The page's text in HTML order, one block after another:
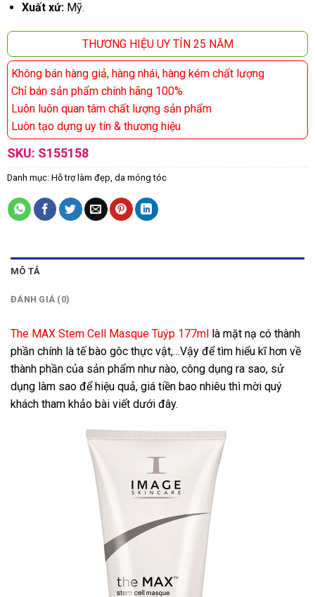
Xuất xứ:Mỹ.
THƯƠNG HIỆU UY TÍN 25 NĂM
Không bán hàng giả, hàng nhái, hàng kém chất lượng
Chỉ bán sản phẩm chính hãng 100%
Luôn luôn quan tâm chất lượng sản phẩm
Luôn tạo dựng uy tín & thương hiệu
SKU: S155158
Danh mục: Hỗ trợ làm đẹp, da móng tóc
MÔ TẢ
ĐÁNH GIÁ (0)
The MAX Stem Cell Masque Tuýp 177ml
là mặt nạ có thành
phần chính là tế bào gôc thực vật,…Vậy để tìm hiểu kĩ hơn về
thành phần của sản phẩm như nào, công dụng ra sao, sử
dụng làm sao để hiệu quả, giá tiền bao nhiêu thì mời quý
khách tham khảo bài viết dưới đây.